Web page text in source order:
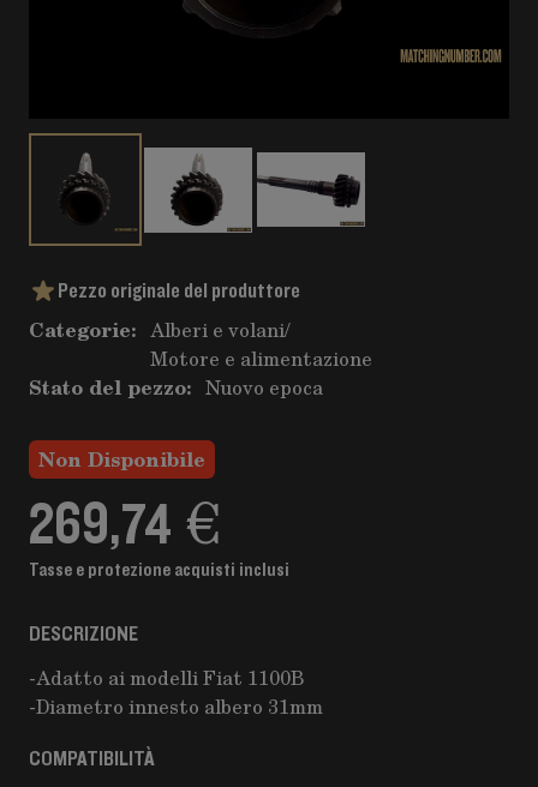
Pezzo originale del produttore
Categorie: Alberi e volani/
Motore e alimentazione
Stato del pezzo: Nuovo epoca
Non Disponibile
269,74 €
Tasse e protezione acquisti inclusi
DESCRIZIONE
-Adatto ai modelli Fiat 1100B
-Diametro innesto albero 31mm
COMPATIBILITÀ